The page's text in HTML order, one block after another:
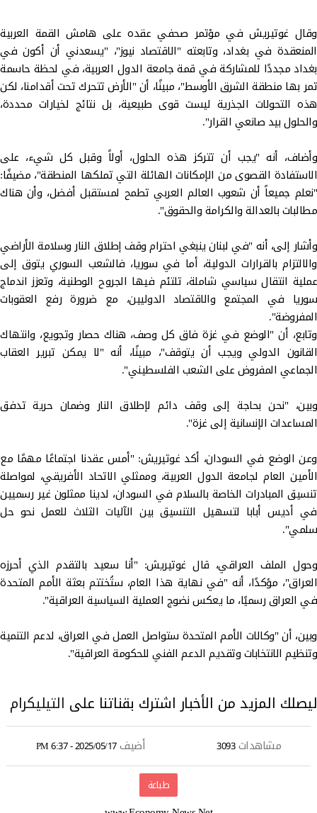
وقال غوتيريش في مؤتمر صحفي عقده على هامش القمة العربية
المنعقدة في بغداد، وتابعته "الاقتصاد نيوز"، "يسعدني أن أكون في
بغداد مجددًا للمشاركة في قمة جامعة الدول العربية، في لحظة حاسمة
تمر بها منطقة الشرق الأوسط"، مبينًا، أن "الأرض تتحرك تحت أقدامنا، لكن
هذه التحولات الجذرية ليست قوى طبيعية، بل نتائج لخيارات محددة،
والحلول بيد صانعي القرار".
وأضاف، أنه "يجب أن تتركز هذه الحلول، أولاً وقبل كل شيء، على
الاستفادة القصوى من الإمكانات الهائلة التي تملكها المنطقة"، مضيفًا:
"نعلم جميعاً أن شعوب العالم العربي تطمح لمستقبل أفضل، وأن هناك
مطالبات بالعدالة والكرامة والحقوق".
وأشار إلى، أنه "في لبنان ينبغي احترام وقف إطلاق النار وسلامة الأراضي
والالتزام بالقرارات الدولية، أما في سوريا، فالشعب السوري يتوق إلى
عملية انتقال سياسي شاملة، تلتئم فيها الجروح الوطنية، وتعزز اندماج
سوريا في المجتمع والاقتصاد الدوليين، مع ضرورة رفع العقوبات
المفروضة".
وتابع، أن "الوضع في غزة فاق كل وصف، هناك حصار وتجويع، وانتهاك
القانون الدولي ويجب أن يتوقف"، مبينًا، أنه "لا يمكن تبرير العقاب
الجماعي المفروض على الشعب الفلسطيني".
وبين، "نحن بحاجة إلى وقف دائم لإطلاق النار وضمان حرية تدفق
المساعدات الإنسانية إلى غزة".
وعن الوضع في السودان، أكد غوتيريش: "أمس عقدنا اجتماعًا مهمًا مع
الأمين العام لجامعة الدول العربية، وممثلي الاتحاد الأفريقي، لمواصلة
تنسيق المبادرات الخاصة بالسلام في السودان، لدينا ممثلون غير رسميين
في أديس أبابا لتسهيل التنسيق بين الآليات الثلاث للعمل نحو حل
سلمي".
وحول الملف العراقي، قال غوتيريش: "أنا سعيد بالتقدم الذي أحرزه
العراق"، مؤكدًا، أنه "في نهاية هذا العام، ستُختتم بعثة الأمم المتحدة
في العراق رسميًا، ما يعكس نضوج العملية السياسية العراقية".
وبين، أن "وكالات الأمم المتحدة ستواصل العمل في العراق، لدعم التنمية
وتنظيم الانتخابات وتقديم الدعم الفني للحكومة العراقية".
ليصلك المزيد من الأخبار اشترك بقناتنا على التيليكرام
مشاهدات3093 أضيف2025/05/17 - 6:37 PM
طباعة